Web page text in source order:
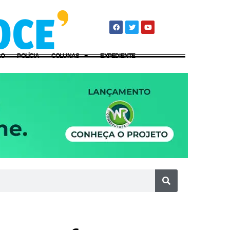
POLÍCIA COLUNAS EXPEDIENTE